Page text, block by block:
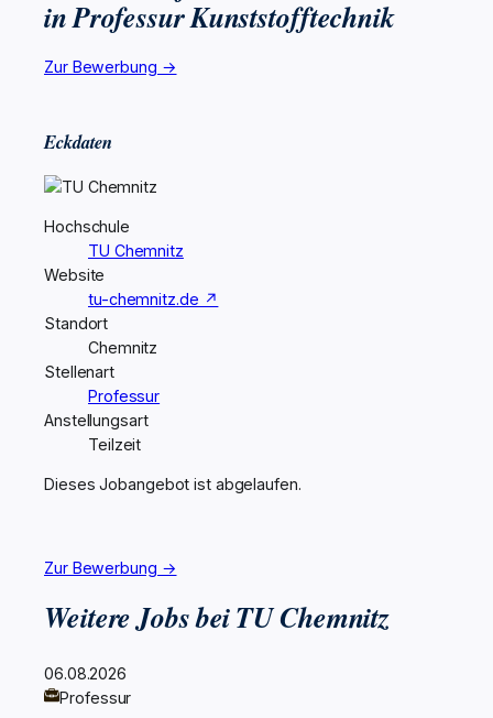
in Professur Kunststofftechnik
Zur Bewerbung →
Eckdaten
Hochschule
TU Chemnitz
Website
tu-chemnitz.de ↗
Standort
Chemnitz
Stellenart
Professur
Anstellungsart
Teilzeit
Dieses Jobangebot ist abgelaufen.
Zur Bewerbung →
Weitere Jobs bei TU Chemnitz
06.08.2026
Professur